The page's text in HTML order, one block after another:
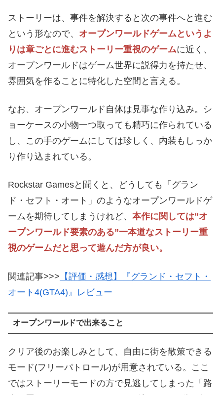
ストーリーは、事件を解決すると次の事件へと進む
という形なので、 オープンワールドゲームというよ
りは章ごとに進むストーリー重視のゲームに近く、
オープンワールドはゲーム世界に説得力を持たせ、
雰囲気を作ることに特化した空間と言える。
なお、オープンワールド自体は見事な作り込み。シ
ョーケースの小物一つ取っても精巧に作られている
し、この手のゲームにしては珍しく、内装もしっか
り作り込まれている。
Rockstar Gamesと聞くと、どうしても「グラン
ド・セフト・オート」のようなオープンワールドゲ
ームを期待してしまうけれど、 本作に関しては”オ
ープンワールド要素のある”一本道なストーリー重
視のゲームだと思って遊んだ方が良い。
関連記事>>> 【評価・感想】『グランド・セフト・
オート4(GTA4)』レビュー
オープンワールドで出来ること
クリア後のお楽しみとして、自由に街を散策できる
モード(フリーパトロール)が用意されている。ここ
ではストーリーモードの方で見逃してしまった「路